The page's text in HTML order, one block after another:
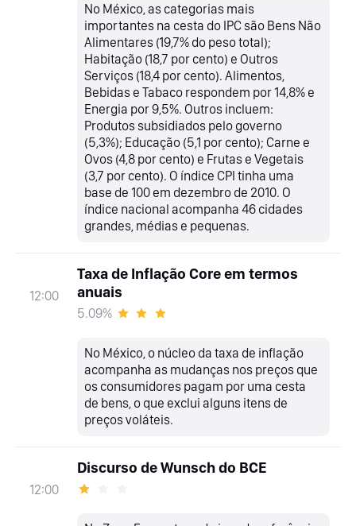
No México, as categorias mais
importantes na cesta do IPC são Bens Não
Alimentares (19,7% do peso total);
Habitação (18,7 por cento) e Outros
Serviços (18,4 por cento). Alimentos,
Bebidas e Tabaco respondem por 14,8% e
Energia por 9,5%. Outros incluem:
Produtos subsidiados pelo governo
(5,3%); Educação (5,1 por cento); Carne e
Ovos (4,8 por cento) e Frutas e Vegetais
(3,7 por cento). O índice CPI tinha uma
base de 100 em dezembro de 2010. O
índice nacional acompanha 46 cidades
grandes, médias e pequenas.
12:00
Taxa de Inflação Core em termos
anuais
5.09%
No México, o núcleo da taxa de inflação
acompanha as mudanças nos preços que
os consumidores pagam por uma cesta
de bens, o que exclui alguns itens de
preços voláteis.
12:00
Discurso de Wunsch do BCE